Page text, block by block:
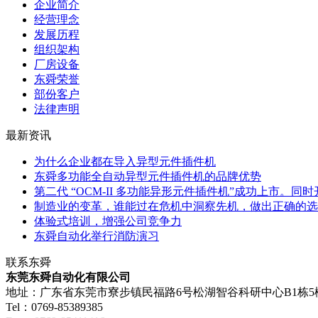
企业简介
经营理念
发展历程
组织架构
厂房设备
东舜荣誉
部份客户
法律声明
最新资讯
为什么企业都在导入异型元件插件机
东舜多功能全自动异型元件插件机的品牌优势
第二代 “OCM-II 多功能异形元件插件机”成功上市。同时
制造业的变革，谁能过在危机中洞察先机，做出正确的选
体验式培训，增强公司竞争力
东舜自动化举行消防演习
联系东舜
东莞东舜自动化有限公司
地址：广东省东莞市寮步镇民福路6号松湖智谷科研中心B1栋5
Tel：0769-85389385